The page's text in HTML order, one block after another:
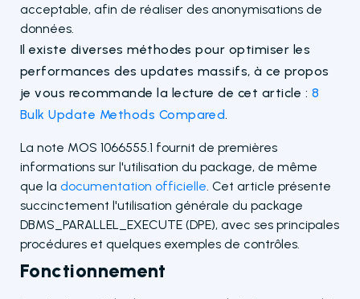
acceptable, afin de réaliser des anonymisations de
données.
Il existe diverses méthodes pour optimiser les
performances des updates massifs, à ce propos
je vous recommande la lecture de cet article : 8
Bulk Update Methods Compared.
La note MOS 1066555.1 fournit de premières
informations sur l'utilisation du package, de même
que la documentation officielle. Cet article présente
succinctement l'utilisation générale du package
DBMS_PARALLEL_EXECUTE (DPE), avec ses principales
procédures et quelques exemples de contrôles.
Fonctionnement